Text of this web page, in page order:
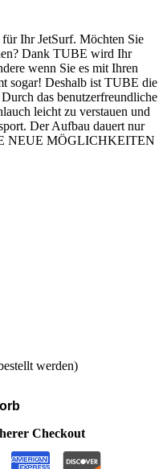
Ihr JetSurf. Möchten Sie
Dank TUBE wird Ihr
wenn Sie es mit Ihren
sogar! Deshalb ist TUBE die
das benutzerfreundliche
leicht zu verstauen und
Der Aufbau dauert nur
NEUE MÖGLICHKEITEN
werden)
Checkout